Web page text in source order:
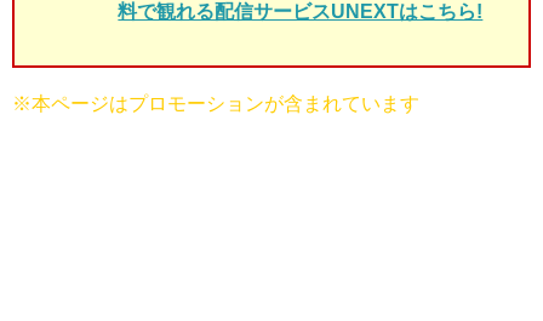
料で観れる配信サービスUNEXTはこちら!
※本ページはプロモーションが含まれています